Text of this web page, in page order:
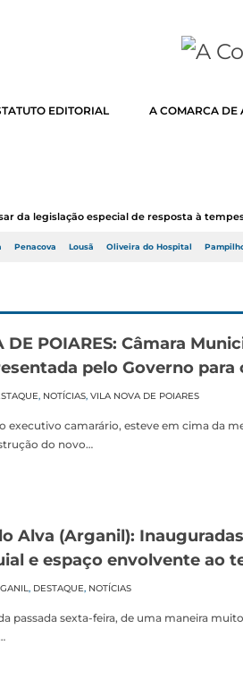
EDITORIAL A COMARCA DE
da legislação especial de resposta à
Penacova Lousã Oliveira do Hospital
DE POIARES: Câmara
pelo Governo para
, NOTÍCIAS, VILA NOVA DE POIARES
executivo camarário, esteve em cima da
do novo…
Alva (Arganil):
e espaço envolvente ao
, DESTAQUE, NOTÍCIAS
passada sexta-feira, de uma maneira